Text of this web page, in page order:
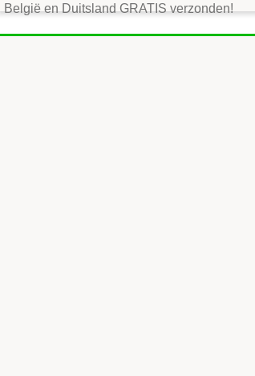
en Duitsland GRATIS verzonden!